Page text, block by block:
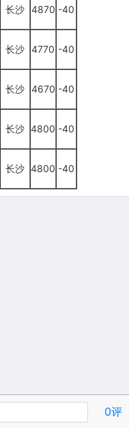
长沙 4870 -40
长沙 4770 -40
长沙 4670 -40
长沙 4800 -40
长沙 4800 -40
0评